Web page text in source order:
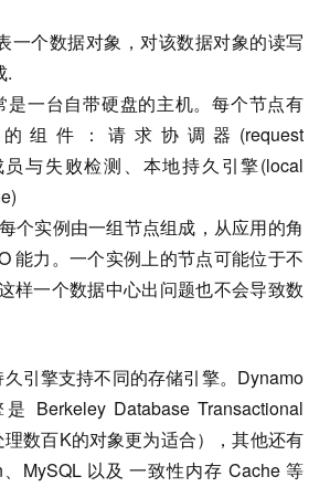
一个数据对象，对该数据对象的读写
.
是一台自带硬盘的主机。每个节点有
组件：请求协调器(request
员与失败检测、本地持久引擎(local
个实例由一组节点组成，从应用的角
能力。一个实例上的节点可能位于不
样一个数据中心出问题也不会导致数
引擎支持不同的存储引擎。Dynamo
Berkeley Database Transactional
数百K的对象更为适合），其他还有
MySQL 以及 一致性内存 Cache 等